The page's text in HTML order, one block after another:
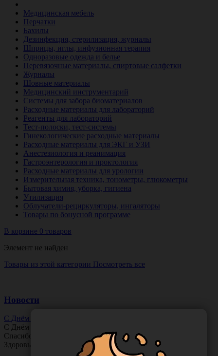
Медицинская мебель
Перчатки
Бахилы
Дезинфекция, стерилизация, журналы
Шприцы, иглы, инфузионная терапия
Одноразовые одежда и белье
Перевязочные материалы, спиртовые салфетки
Журналы
Шовные материалы
Медицинский инструментарий
Системы для забора биоматериалов
Расходные материалы для лабораторий
Реагенты для лабораторий
Тест-полоски, тест-системы
Гинекологические расходные материалы
Расходные материалы для ЭКГ и УЗИ
Анестезиология и реанимация
Гастроэнтерология и проктология
Расходные материалы для урологии
Измерительная техника, тонометры, глюкометры
Бытовая химия, уборка, гигиена
Утилизация
Облучатели-рециркуляторы, ингаляторы
Товары по бонусной программе
В корзине 0 товаров
Элемент не найден
Товары из этой категории Посмотреть все
Новости
С Днём Офтальмолога!
С Днём
Спасибо за ясное зрение и заботу о пациентах.
Здоровья вам и новых профессиональных побед!